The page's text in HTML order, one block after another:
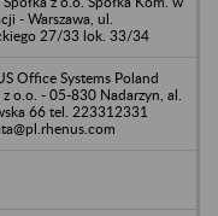
- Warszawa, ul.
27/33 lok. 33/34
Office Systems Poland
z o.o. - 05-830 Nadarzyn, al.
66 tel. 223312331